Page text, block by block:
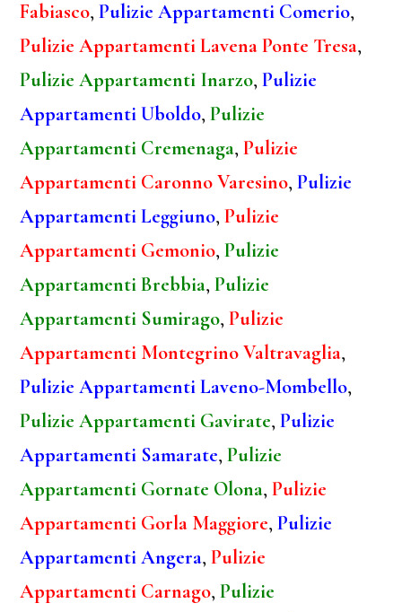
Fabiasco,Pulizie Appartamenti Comerio,
Pulizie Appartamenti Lavena Ponte Tresa,
Pulizie Appartamenti Inarzo,Pulizie
Appartamenti Uboldo,Pulizie
Appartamenti Cremenaga,Pulizie
Appartamenti Caronno Varesino,Pulizie
Appartamenti Leggiuno,Pulizie
Appartamenti Gemonio,Pulizie
Appartamenti Brebbia,Pulizie
Appartamenti Sumirago,Pulizie
Appartamenti Montegrino Valtravaglia,
Pulizie Appartamenti Laveno-Mombello,
Pulizie Appartamenti Gavirate,Pulizie
Appartamenti Samarate,Pulizie
Appartamenti Gornate Olona,Pulizie
Appartamenti Gorla Maggiore,Pulizie
Appartamenti Angera,Pulizie
Appartamenti Carnago,Pulizie